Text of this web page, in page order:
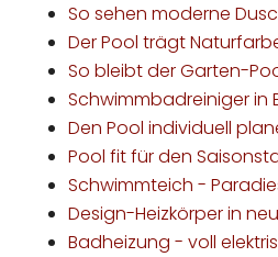
So sehen moderne
Der Pool trägt
So bleibt der Garten-
Schwimmbadreiniger in
Den Pool individuell
Pool fit für den
Schwimmteich -
Design-Heizkörper in
Badheizung - voll